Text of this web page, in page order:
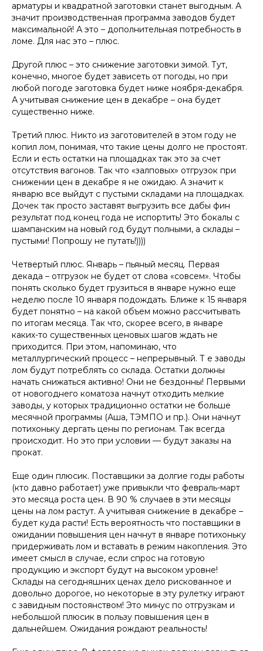
арматуры и квадратной заготовки станет выгодным. А
значит производственная программа заводов будет
максимальной! А это – дополнительная потребность в
ломе. Для нас это – плюс.
Другой плюс – это снижение заготовки зимой. Тут,
конечно, многое будет зависеть от погоды, но при
любой погоде заготовка будет ниже ноября-декабря.
А учитывая снижение цен в декабре – она будет
существенно ниже.
Третий плюс. Никто из заготовителей в этом году не
копил лом, понимая, что такие цены долго не простоят.
Если и есть остатки на площадках так это за счет
отсутствия вагонов. Так что «залповых» отгрузок при
снижении цен в декабре я не ожидаю. А значит к
январю все выйдут с пустыми складами на площадках.
Дочек так просто заставят выгрузить все дабы фин
результат под конец года не испортить! Это бокалы с
шампанским на новый год будут полными, а склады –
пустыми! Попрошу не путать!))))
Четвертый плюс. Январь – пьяный месяц. Первая
декада – отгрузок не будет от слова «совсем». Чтобы
понять сколько будет грузиться в январе нужно еще
неделю после 10 января подождать. Ближе к 15 января
будет понятно – на какой объем можно рассчитывать
по итогам месяца. Так что, скорее всего, в январе
каких-то существенных ценовых шагов ждать не
приходится. При этом, напоминаю, что
металлургический процесс – непрерывный. Т е заводы
лом будут потреблять со склада. Остатки должны
начать снижаться активно! Они не бездонны! Первыми
от новогоднего коматоза начнут отходить мелкие
заводы, у которых традиционно остатки не больше
месячной программы (Аша, ТЭМПО и пр.). Они начнут
потихоньку дергать цены по регионам. Так всегда
происходит. Но это при условии — будут заказы на
прокат.
Еще один плюсик. Поставщики за долгие годы работы
(кто давно работает) уже привыкли что февраль-март
это месяца роста цен. В 90 % случаев в эти месяцы
цены на лом растут. А учитывая снижение в декабре –
будет куда расти! Есть вероятность что поставщики в
ожидании повышения цен начнут в январе потихоньку
придерживать лом и вставать в режим накопления. Это
имеет смысл в случае, если спрос на готовую
продукцию и экспорт будут на высоком уровне!
Склады на сегодняшних ценах дело рискованное и
довольно дорогое, но некоторые в эту рулетку играют
с завидным постоянством! Это минус по отгрузкам и
небольшой плюсик в пользу повышения цен в
дальнейшем. Ожидания рождают реальность!